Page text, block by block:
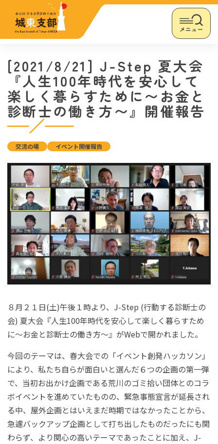
メニュー
[2021/8/21] J-Step 夏大会
『人生100年時代を安心して
楽しく暮らすために〜お金と
診断士の働き方〜』開催報告
交流の場 イベント開催報告
８月２１日(土)午後１時より、 J-Step (行動する診断士の
会) 夏大会『人生100年時代を安心して楽しく暮らすため
に〜お金と診断士の働き方〜』がWebで開かれました。
今回のテーマは、春大会での「イベント創発ハッカソン」
により、私たち自らが面白いと選んだ６つの企画の第一弾
で、当初お出かけ企画である荒川のゴミ拾い団体とのコラ
ボイベントを進めていたものの、緊急事態宣言が延長され
る中、屋外企画とはいえまだ時期ではなかったことから、
急遽バックアップ企画として打ち出したものだったにも関
わらず、より関心の高いテーマであったことに加え、 J-